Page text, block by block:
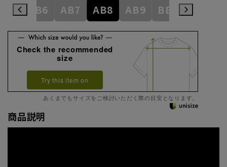
AB6 AB7 AB8 AB9 BE1 BE2
Check the recommended
size
Try this item on
あくまでもサイズをご検討いただく際の目安となります。
商品説明